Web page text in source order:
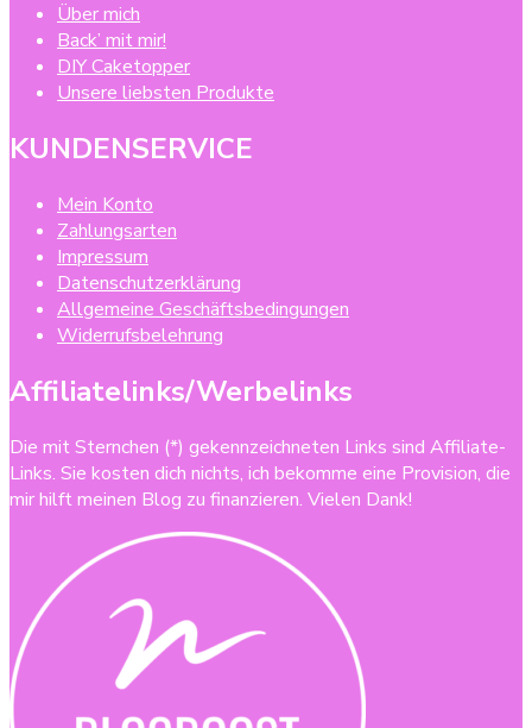
Über mich
Back’ mit mir!
DIY Caketopper
Unsere liebsten Produkte
KUNDENSERVICE
Mein Konto
Zahlungsarten
Impressum
Datenschutzerklärung
Allgemeine Geschäftsbedingungen
Widerrufsbelehrung
Affiliatelinks/Werbelinks
Die mit Sternchen (*) gekennzeichneten Links sind Affiliate-
Links. Sie kosten dich nichts, ich bekomme eine Provision, die
mir hilft meinen Blog zu finanzieren. Vielen Dank!